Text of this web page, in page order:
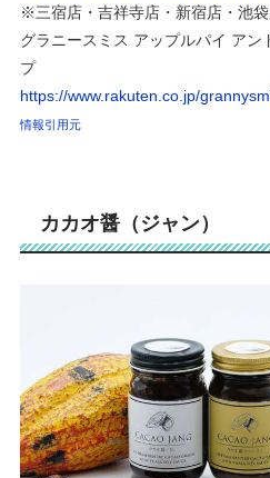
※三宿店・吉祥寺店・新宿店・池
グラニースミス アップルパイ アン
プ
https://www.rakuten.co.jp/
情報引用元
カカオ醤（ジャン）